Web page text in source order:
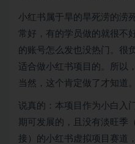
小红书属于旱的旱死涝的涝
常好，有的学员做的就很不
的账号怎么发也没热门。很
适合做小红书项目的。所以
当然，这个肯定做了才知道。
说真的：本项目作为小白入
期可发展的，且没有淡旺季
接）的小红书虚拟项目赛道